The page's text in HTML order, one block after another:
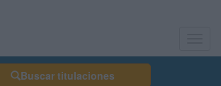
Buscar titulaciones